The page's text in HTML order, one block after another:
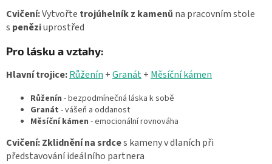
Cvičení:Vytvořte trojúhelník z kamenů na pracovním stole
s peněziuprostřed
Pro lásku a vztahy:
Hlavní trojice:Růženín +Granát+ Měsíční kámen
Růženín - bezpodmínečná láska k sobě
Granát - vášeň a oddanost
Měsíční kámen - emocionální rovnováha
Cvičení:Zklidnění na srdces kameny v dlaních při
představování ideálního partnera